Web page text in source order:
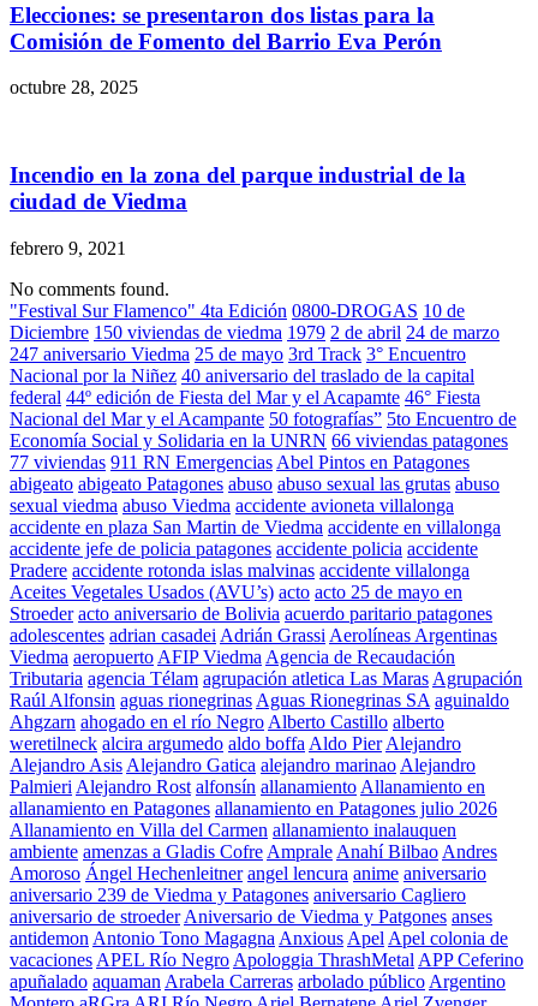
Elecciones: se presentaron dos listas para la
Comisión de Fomento del Barrio Eva Perón
octubre 28, 2025
Incendio en la zona del parque industrial de la
ciudad de Viedma
febrero 9, 2021
No comments found.
"Festival Sur Flamenco" 4ta Edición 0800-DROGAS 10 de
Diciembre 150 viviendas de viedma 1979 2 de abril 24 de marzo
247 aniversario Viedma 25 de mayo 3rd Track 3° Encuentro
Nacional por la Niñez 40 aniversario del traslado de la capital
federal 44º edición de Fiesta del Mar y el Acapamte 46° Fiesta
Nacional del Mar y el Acampante 50 fotografías” 5to Encuentro de
Economía Social y Solidaria en la UNRN 66 viviendas patagones
77 viviendas 911 RN Emergencias Abel Pintos en Patagones
abigeato abigeato Patagones abuso abuso sexual las grutas abuso
sexual viedma abuso Viedma accidente avioneta villalonga
accidente en plaza San Martin de Viedma accidente en villalonga
accidente jefe de policia patagones accidente policia accidente
Pradere accidente rotonda islas malvinas accidente villalonga
Aceites Vegetales Usados (AVU’s) acto acto 25 de mayo en
Stroeder acto aniversario de Bolivia acuerdo paritario patagones
adolescentes adrian casadei Adrián Grassi Aerolíneas Argentinas
Viedma aeropuerto AFIP Viedma Agencia de Recaudación
Tributaria agencia Télam agrupación atletica Las Maras Agrupación
Raúl Alfonsin aguas rionegrinas Aguas Rionegrinas SA aguinaldo
Ahgzarn ahogado en el río Negro Alberto Castillo alberto
weretilneck alcira argumedo aldo boffa Aldo Pier Alejandro
Alejandro Asis Alejandro Gatica alejandro marinao Alejandro
Palmieri Alejandro Rost alfonsín allanamiento Allanamiento en
allanamiento en Patagones allanamiento en Patagones julio 2026
Allanamiento en Villa del Carmen allanamiento inalauquen
ambiente amenzas a Gladis Cofre Amprale Anahí Bilbao Andres
Amoroso Ángel Hechenleitner angel lencura anime aniversario
aniversario 239 de Viedma y Patagones aniversario Cagliero
aniversario de stroeder Aniversario de Viedma y Patgones anses
antidemon Antonio Tono Magagna Anxious Apel Apel colonia de
vacaciones APEL Río Negro Apologgia ThrashMetal APP Ceferino
apuñalado aquaman Arabela Carreras arbolado público Argentino